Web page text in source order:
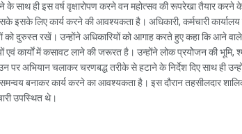
के साथ ही इस वर्ष वृक्षारोपण करने वन महोत्सव की रूपरेखा तैयार करने
इसके लिए कार्य करने की आवश्यकता है। अधिकारी, कर्मचारी कार्यालय
को दुरुस्त रखें। उन्होंने अधिकारियों को आगाह करते हुए कहा कि आने
एवं कार्यों में कसावट लाने की जरूरत है। उन्होंने लोक प्रयोेजन की भूमि,
पर अभियान चलाकर चरणबद्ध तरीके से हटाने के निर्देश दिए साथ ही
बनाकर कार्य करने का आवश्यकता है। इस दौरान तहसीलदार
उपस्थित थे।